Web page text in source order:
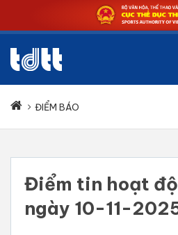
ĐIỂM BÁO
Điểm tin hoạt
ngày 10-11-